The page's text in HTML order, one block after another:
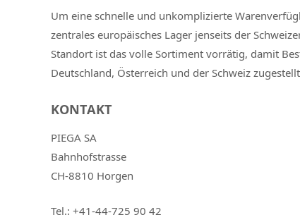
Um eine schnelle und unkomplizierte
zentrales europäisches Lager jenseits der
Standort ist das volle Sortiment vorrätig, damit
Deutschland, Österreich und der Schweiz
KONTAKT
PIEGA SA
Bahnhofstrasse
CH-8810 Horgen
Tel.: +41-44-725 90 42